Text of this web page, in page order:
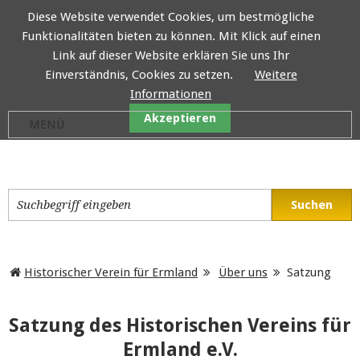
Historischer Verein für Ermland Über uns Satzung
Satzung des Historischen Vereins für
Ermland e.V.
Diese Website verwendet Cookies, um bestmögliche
Funktionalitäten bieten zu können. Mit Klick auf einen
Link auf dieser Website erklären Sie uns Ihr
Einverständnis, Cookies zu setzen.
Weitere
Informationen
Akzeptieren